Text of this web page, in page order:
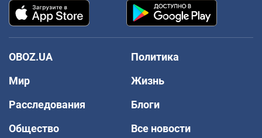
OBOZ.UA
Политика
Мир
Жизнь
Расследования
Блоги
Общество
Все новости